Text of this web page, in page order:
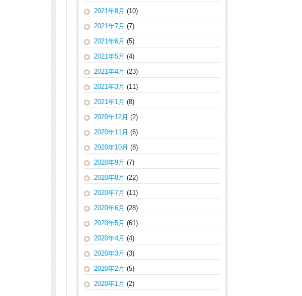
2021年8月 (10)
2021年7月 (7)
2021年6月 (5)
2021年5月 (4)
2021年4月 (23)
2021年3月 (11)
2021年1月 (8)
2020年12月 (2)
2020年11月 (6)
2020年10月 (8)
2020年9月 (7)
2020年8月 (22)
2020年7月 (11)
2020年6月 (28)
2020年5月 (61)
2020年4月 (4)
2020年3月 (3)
2020年2月 (5)
2020年1月 (2)